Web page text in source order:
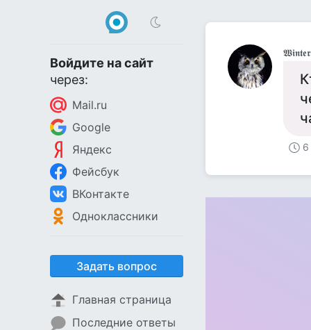
Войдите на сайт
через:
Mail.ru
Google
Яндекс
Фейсбук
ВКонтакте
Одноклассники
Задать вопрос
Главная страница
Последние ответы
𝖂𝖎𝖓𝖙𝖊𝖗
6